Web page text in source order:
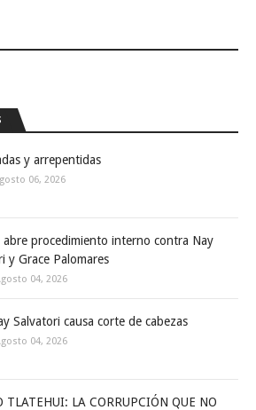
y arrepentidas
06, 2026
abre procedimiento interno contra Nay
y Grace Palomares
04, 2026
Salvatori causa corte de cabezas
04, 2026
TLATEHUI: LA CORRUPCIÓN QUE NO